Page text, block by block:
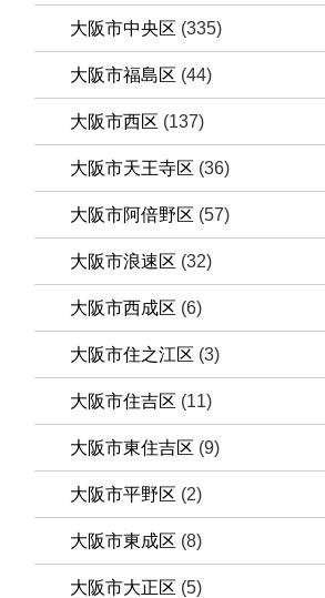
大阪市中央区 (335)
大阪市福島区 (44)
大阪市西区 (137)
大阪市天王寺区 (36)
大阪市阿倍野区 (57)
大阪市浪速区 (32)
大阪市西成区 (6)
大阪市住之江区 (3)
大阪市住吉区 (11)
大阪市東住吉区 (9)
大阪市平野区 (2)
大阪市東成区 (8)
大阪市大正区 (5)